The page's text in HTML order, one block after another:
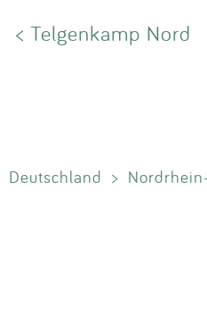
< Telgenkamp Nord
Deutschland >